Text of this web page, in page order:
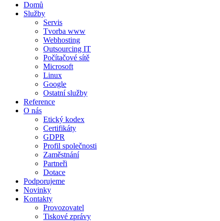
Domů
Služby
Servis
Tvorba www
Webhosting
Outsourcing IT
Počítačové sítě
Microsoft
Linux
Google
Ostatní služby
Reference
O nás
Etický kodex
Certifikáty
GDPR
Profil společnosti
Zaměstnání
Partneři
Dotace
Podporujeme
Novinky
Kontakty
Provozovatel
Tiskové zprávy